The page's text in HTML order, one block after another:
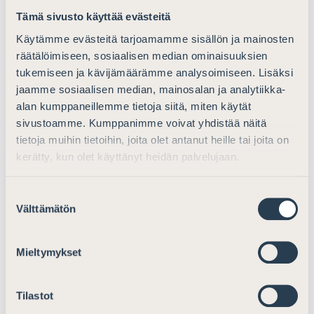
Tämä sivusto käyttää evästeitä
Käytämme evästeitä tarjoamamme sisällön ja mainosten
räätälöimiseen, sosiaalisen median ominaisuuksien
tukemiseen ja kävijämäärämme analysoimiseen. Lisäksi
jaamme sosiaalisen median, mainosalan ja analytiikka-
alan kumppaneillemme tietoja siitä, miten käytät
sivustoamme. Kumppanimme voivat yhdistää näitä
tietoja muihin tietoihin, joita olet antanut heille tai joita on
kerätty, kun olet käyttänyt heidän palvelujaan.
valinta
Välttämätön
Mieltymykset
Tilastot
ostotarjouksessa säännellyllä markkinalla ja
Asianajajaliitto kuitenkin ehdottaa harkittavaksi,
riittäisikö Asetuksen 9 § 5 kohtaa muuttaa siten, että
tarjouksentekijä on kummassakin tapauksessa (sekä
säännellyn markkinan että monenkeskisen
kaupankäyntijärjestelmän ostotarjouksessa) velvollinen
kertomaan tarjousasiakirjassa tiedon siitä, onko
ostotarjouksessa vastikkeena tarjottavat arvopaperit
kaupankäyntijärjestelmässä. Velvollisuus antaa tieto
olisi yhtä lailla voimassa sekä säännellyllä markkinalla
että monenkeskisessä kaupankäyntijärjestelmässä
tehtävässä ostotarjouksessa, jolloin uusi 5a) kohta olisi